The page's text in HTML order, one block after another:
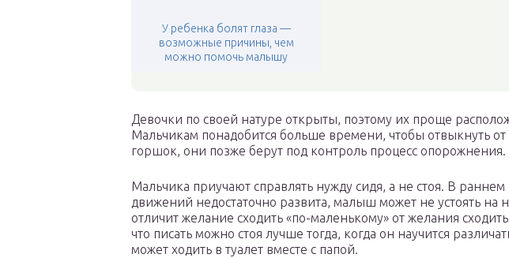
У ребенка болят глаза —
возможные причины, чем
можно помочь малышу
Девочки по своей натуре открыты, поэтому их проще
Мальчикам понадобится больше времени, чтобы отвыкнуть от
горшок, они позже берут под контроль процесс опорожнения.
Мальчика приучают справлять нужду сидя, а не стоя. В
движений недостаточно развита, малыш может не устоять на
отличит желание сходить «по-маленькому» от желания
что писать можно стоя лучше тогда, когда он научится
может ходить в туалет вместе с папой.